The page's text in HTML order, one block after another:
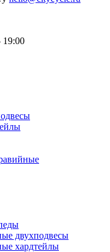
19:00
двухподвесы
хардтейлы